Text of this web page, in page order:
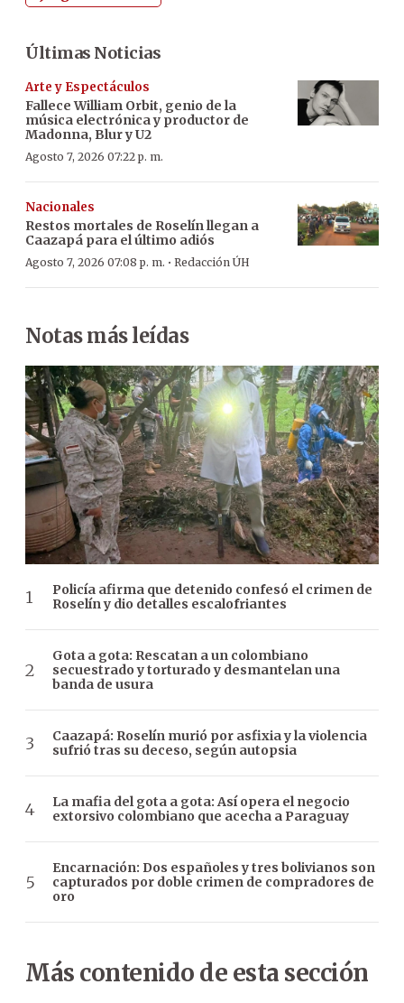
Últimas Noticias
Arte y Espectáculos
Fallece William Orbit, genio de la
música electrónica y productor de
Madonna, Blur y U2
Agosto 7, 2026 07:22 p. m.
Nacionales
Restos mortales de Roselín llegan a
Caazapá para el último adiós
Agosto 7, 2026 07:08 p. m. · Redacción ÚH
Notas más leídas
Policía afirma que detenido confesó el crimen de
Roselín y dio detalles escalofriantes
Gota a gota: Rescatan a un colombiano
secuestrado y torturado y desmantelan una
banda de usura
Caazapá: Roselín murió por asfixia y la violencia
sufrió tras su deceso, según autopsia
La mafia del gota a gota: Así opera el negocio
extorsivo colombiano que acecha a Paraguay
Encarnación: Dos españoles y tres bolivianos son
capturados por doble crimen de compradores de
oro
Más contenido de esta sección